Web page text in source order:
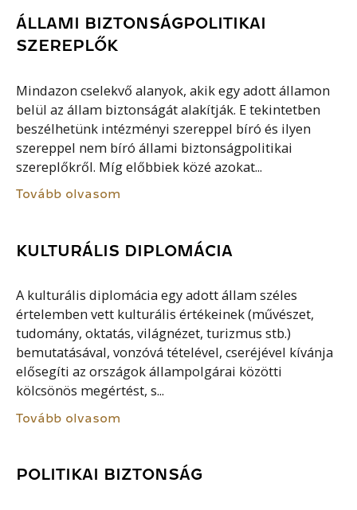
ÁLLAMI BIZTONSÁGPOLITIKAI
SZEREPLŐK
Mindazon cselekvő alanyok, akik egy adott államon
belül az állam biztonságát alakítják. E tekintetben
beszélhetünk intézményi szereppel bíró és ilyen
szereppel nem bíró állami biztonságpolitikai
szereplőkről. Míg előbbiek közé azokat...
Tovább olvasom
KULTURÁLIS DIPLOMÁCIA
A kulturális diplomácia egy adott állam széles
értelemben vett kulturális értékeinek (művészet,
tudomány, oktatás, világnézet, turizmus stb.)
bemutatásával, vonzóvá tételével, cseréjével kívánja
elősegíti az országok állampolgárai közötti
kölcsönös megértést, s...
Tovább olvasom
POLITIKAI BIZTONSÁG